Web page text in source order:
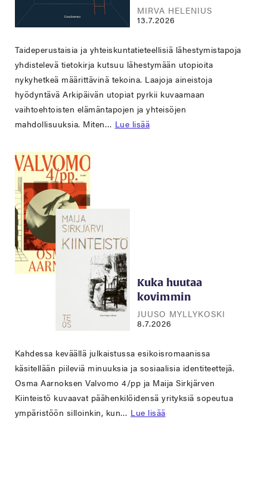
MIRVA HELENIUS
13.7.2026
Taideperustaisia ja yhteiskuntatieteellisiä lähestymistapoja
yhdistelevä tietokirja kutsuu lähestymään utopioita
nykyhetkeä määrittävinä tekoina. Laajoja aineistoja
hyödyntävä Arkipäivän utopiat pyrkii kuvaamaan
vaihtoehtoisten elämäntapojen ja yhteisöjen
mahdollisuuksia. Miten… Lue lisää
Kuka huutaa
kovimmin
JUUSO MYLLYKOSKI
8.7.2026
Kahdessa keväällä julkaistussa esikoisromaanissa
käsitellään piileviä minuuksia ja sosiaalisia identiteettejä.
Osma Aarnoksen Valvomo 4/pp ja Maija Sirkjärven
Kiinteistö kuvaavat päähenkilöidensä yrityksiä sopeutua
ympäristöön silloinkin, kun… Lue lisää